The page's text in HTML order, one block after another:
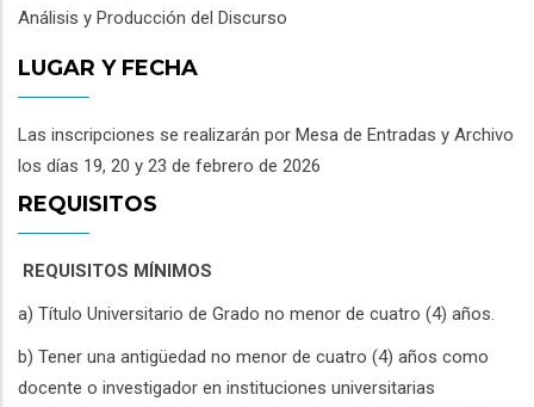
Análisis y Producción del Discurso
LUGAR Y FECHA
Las inscripciones se realizarán por Mesa de Entradas y Archivo
los días 19, 20 y 23 de febrero de 2026
REQUISITOS
REQUISITOS MÍNIMOS
a) Título Universitario de Grado no menor de cuatro (4) años.
b) Tener una antigüedad no menor de cuatro (4) años como
docente o investigador en instituciones universitarias